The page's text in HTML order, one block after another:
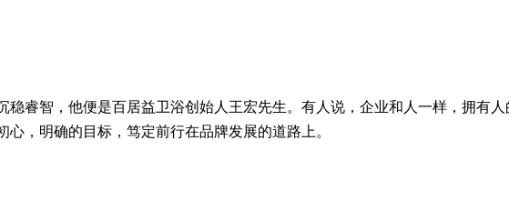
睿智，他便是百居益卫浴创始人王宏先生。有人说，企业和人一样，拥有
，明确的目标，笃定前行在品牌发展的道路上。